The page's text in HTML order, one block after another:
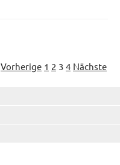
Vorherige 1 2 3 4 Nächste